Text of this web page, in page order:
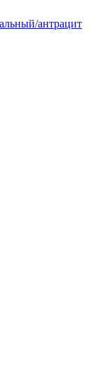
антрацит